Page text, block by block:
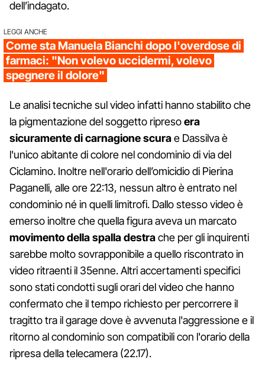
dell’indagato.
LEGGI ANCHE
Come sta Manuela Bianchi dopo l'overdose di
farmaci: "Non volevo uccidermi, volevo
spegnere il dolore"
Le analisi tecniche sul video infatti hanno stabilito che
la pigmentazione del soggetto ripresoera
sicuramente di carnagione scurae Dassilva è
l'unico abitante di colore nel condominio di via del
Ciclamino. Inoltre nell'orario dell’omicidio di Pierina
Paganelli, alle ore 22:13, nessun altro è entrato nel
condominio né in quelli limitrofi. Dallo stesso video è
emerso inoltre che quella figura aveva un marcato
movimento della spalla destrache per gli inquirenti
sarebbe molto sovrapponibile a quello riscontrato in
video ritraenti il 35enne. Altri accertamenti specifici
sono stati condotti sugli orari del video che hanno
confermato che il tempo richiesto per percorrere il
tragitto tra il garage dove è avvenuta l'aggressione e il
ritorno al condominio son compatibili con l'orario della
ripresa della telecamera (22.17).